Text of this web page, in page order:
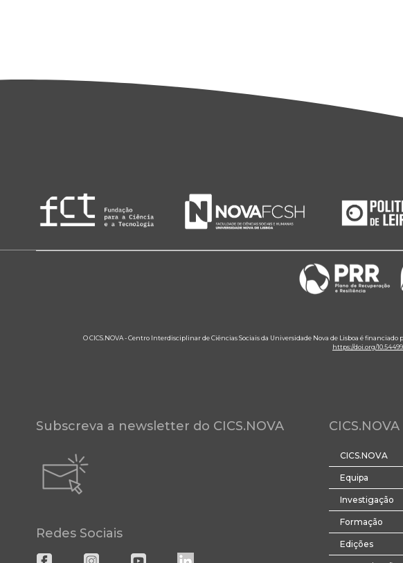
O CICS.NOVA - Centro Interdisciplinar de Ciências Sociais da Universidade Nova de Lisboa é
https://doi.org/
Subscreva a newsletter do CICS.NOVA
Redes Sociais
CICS.NOVA
CICS.NOVA
Equipa
Investigação
Formação
Edições